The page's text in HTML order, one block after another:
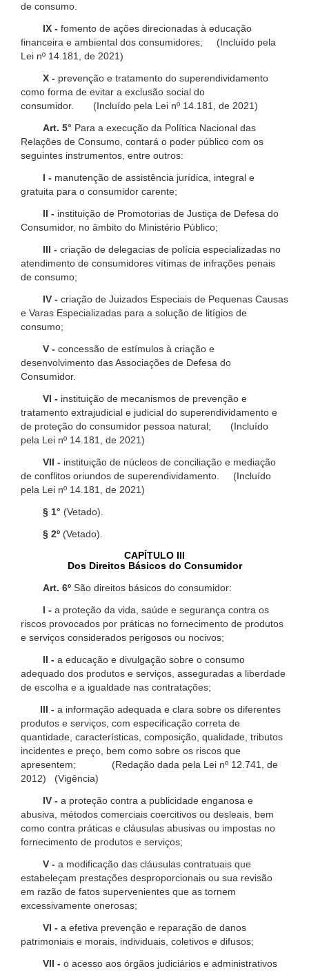
de consumo.
IX - fomento de ações direcionadas à educação
financeira e ambiental dos consumidores; (Incluído pela
Lei nº 14.181, de 2021)
X - prevenção e tratamento do superendividamento
como forma de evitar a exclusão social do
consumidor. (Incluído pela Lei nº 14.181, de 2021)
Art. 5° Para a execução da Política Nacional das
Relações de Consumo, contará o poder público com os
seguintes instrumentos, entre outros:
I - manutenção de assistência jurídica, integral e
gratuita para o consumidor carente;
II - instituição de Promotorias de Justiça de Defesa do
Consumidor, no âmbito do Ministério Público;
III - criação de delegacias de polícia especializadas no
atendimento de consumidores vítimas de infrações penais
de consumo;
IV - criação de Juizados Especiais de Pequenas Causas
e Varas Especializadas para a solução de litígios de
consumo;
V - concessão de estímulos à criação e
desenvolvimento das Associações de Defesa do
Consumidor.
VI - instituição de mecanismos de prevenção e
tratamento extrajudicial e judicial do superendividamento e
de proteção do consumidor pessoa natural; (Incluído
pela Lei nº 14.181, de 2021)
VII - instituição de núcleos de conciliação e mediação
de conflitos oriundos de superendividamento. (Incluído
pela Lei nº 14.181, de 2021)
§ 1° (Vetado).
§ 2º (Vetado).
CAPÍTULO III
Dos Direitos Básicos do Consumidor
Art. 6º São direitos básicos do consumidor:
I - a proteção da vida, saúde e segurança contra os
riscos provocados por práticas no fornecimento de produtos
e serviços considerados perigosos ou nocivos;
II - a educação e divulgação sobre o consumo
adequado dos produtos e serviços, asseguradas a liberdade
de escolha e a igualdade nas contratações;
III - a informação adequada e clara sobre os diferentes
produtos e serviços, com especificação correta de
quantidade, características, composição, qualidade, tributos
incidentes e preço, bem como sobre os riscos que
apresentem; (Redação dada pela Lei nº 12.741, de
2012) (Vigência)
IV - a proteção contra a publicidade enganosa e
abusiva, métodos comerciais coercitivos ou desleais, bem
como contra práticas e cláusulas abusivas ou impostas no
fornecimento de produtos e serviços;
V - a modificação das cláusulas contratuais que
estabeleçam prestações desproporcionais ou sua revisão
em razão de fatos supervenientes que as tornem
excessivamente onerosas;
VI - a efetiva prevenção e reparação de danos
patrimoniais e morais, individuais, coletivos e difusos;
VII - o acesso aos órgãos judiciários e administrativos